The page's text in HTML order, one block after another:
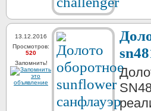
13.12.2016
Просмотров:
520
Запомнить!